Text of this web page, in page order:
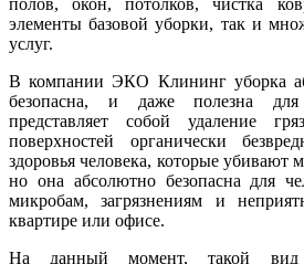
элементы базовой уборки, так и
услуг.
В компании ЭКО Клининг уборка
безопасна, и даже полезна для
представляет собой удаление
поверхностей органически
здоровья человека, которые убивают
но она абсолютно безопасна для
микробам, загрязнениям и
квартире или офисе.
На данный момент, такой вид